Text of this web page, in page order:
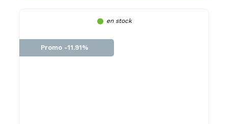
en stock
Promo -11.91%